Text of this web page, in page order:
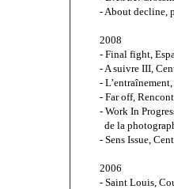
- About decline,
2008
- Final fight,
- A suivre III,
-
- Far off,
- Work In
de la
- Sens Issue,
2006
- Saint Louis,